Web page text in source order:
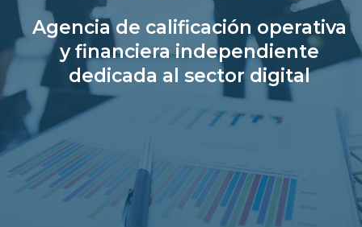
CONTACTO
SU ESPACIO
ES FR IT
Agencia de calificación operativa
y financiera independiente
dedicada al sector digital